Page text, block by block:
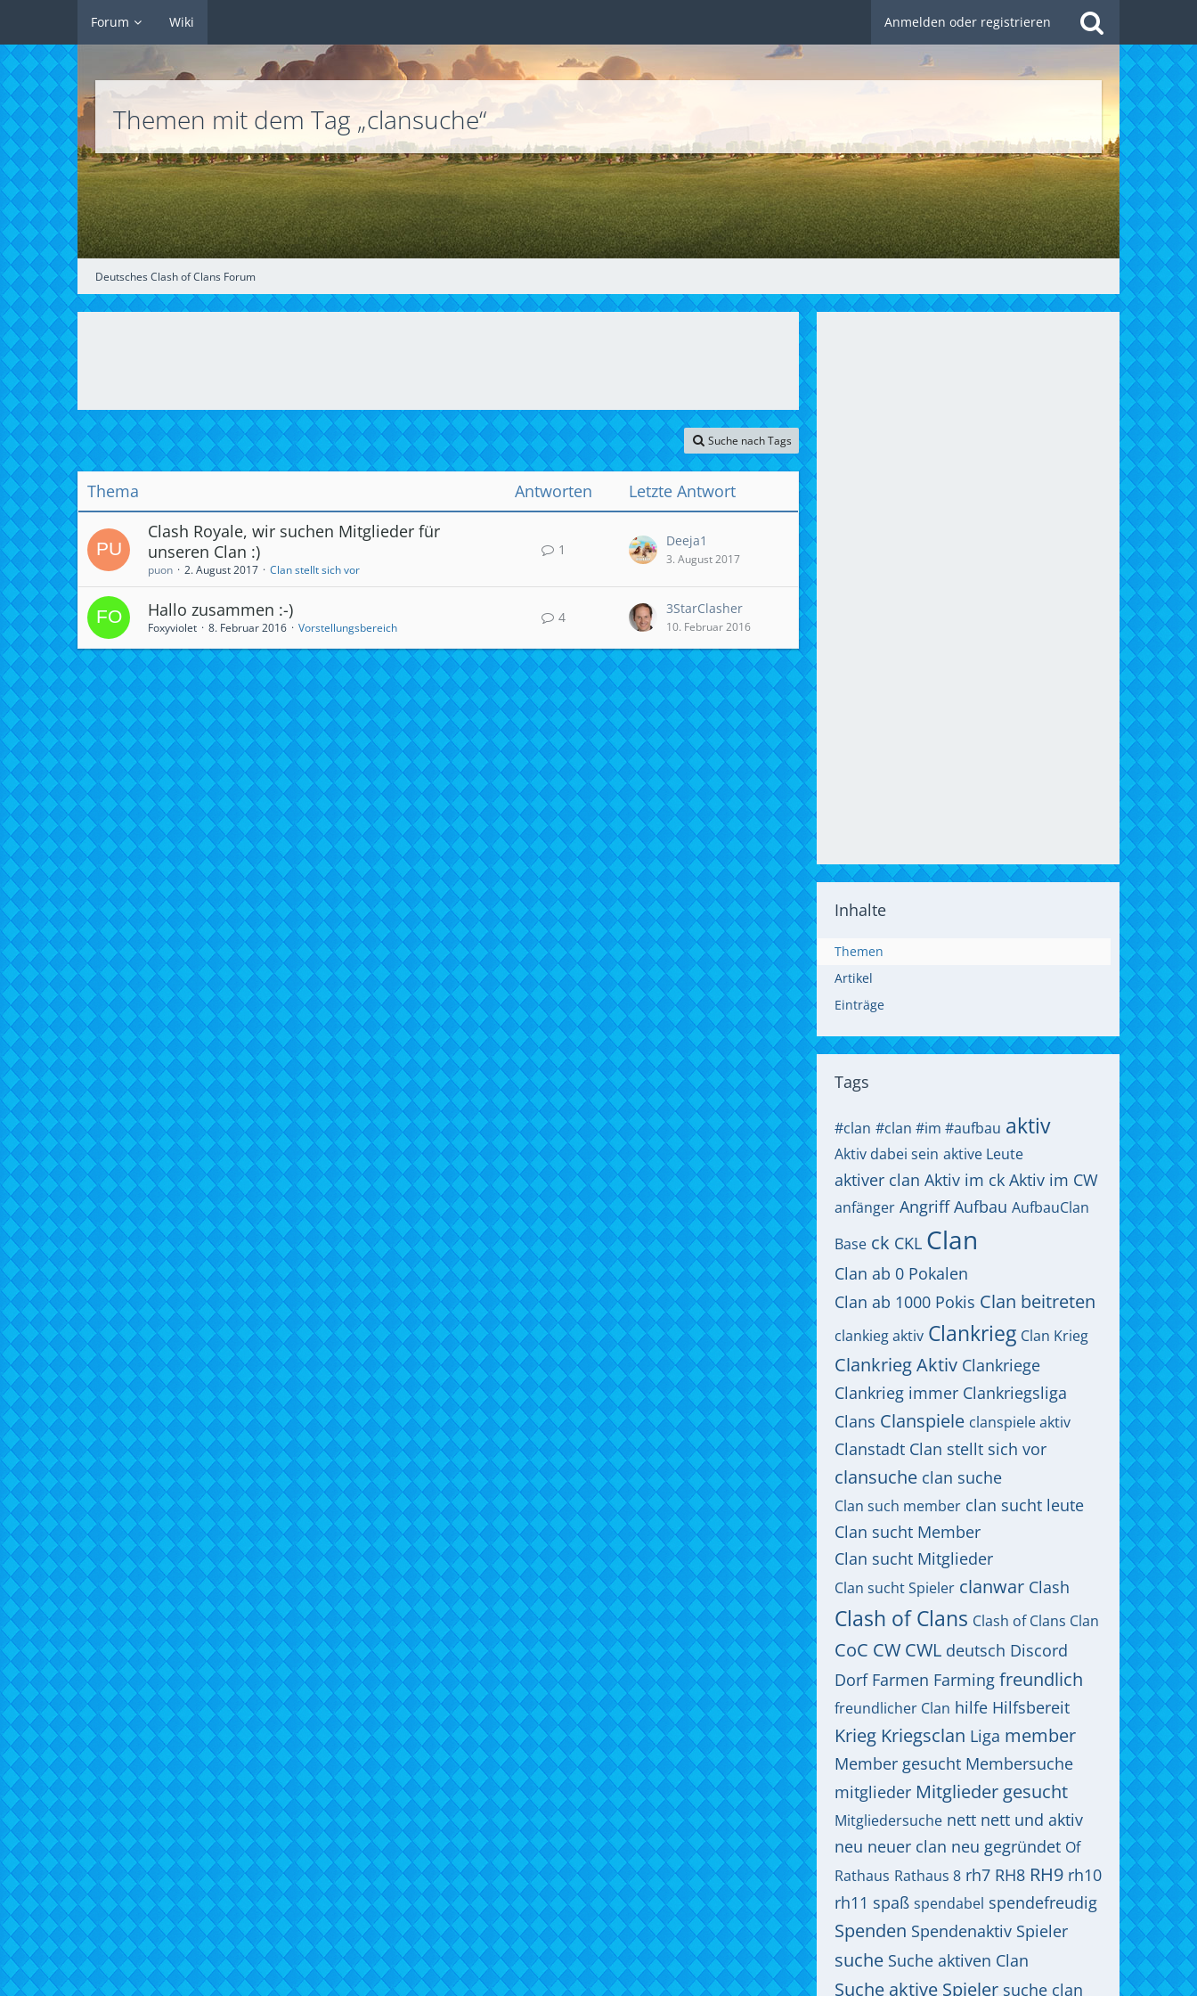
Forum Wiki Anmelden oder registrieren
Deutsches Clash of Clans Forum
Themen mit dem Tag „clansuche“
Suche nach Tags
Thema Antworten
Letzte Antwort
Clash Royale, wir suchen Mitglieder für
unseren Clan :)
puon 2. August 2017 Clan stellt sich vor
1
Deeja1
3. August 2017
Hallo zusammen :-)
Foxyviolet 8. Februar 2016 Vorstellungsbereich
4
3StarClasher
10. Februar 2016
Inhalte
Themen
Artikel
Einträge
Tags
#clan #clan #im #aufbau aktiv
Aktiv dabei sein aktive Leute
aktiver clan Aktiv im ck Aktiv im CW
anfänger Angriff Aufbau AufbauClan
Base ck CKL Clan
Clan ab 0 Pokalen
Clan ab 1000 Pokis Clan beitreten
clankieg aktiv Clankrieg Clan Krieg
Clankrieg Aktiv Clankriege
Clankrieg immer Clankriegsliga
Clans Clanspiele clanspiele aktiv
Clanstadt Clan stellt sich vor
clansuche clan suche
Clan such member clan sucht leute
Clan sucht Member
Clan sucht Mitglieder
Clan sucht Spieler clanwar Clash
Clash of Clans Clash of Clans Clan
CoC CW CWL deutsch Discord
Dorf Farmen Farming freundlich
freundlicher Clan hilfe Hilfsbereit
Krieg Kriegsclan Liga member
Member gesucht Membersuche
mitglieder Mitglieder gesucht
Mitgliedersuche nett nett und aktiv
neu neuer clan neu gegründet Of
Rathaus Rathaus 8 rh7 RH8 RH9 rh10
rh11 spaß spendabel spendefreudig
Spenden Spendenaktiv Spieler
suche Suche aktiven Clan
Suche aktive Spieler suche clan